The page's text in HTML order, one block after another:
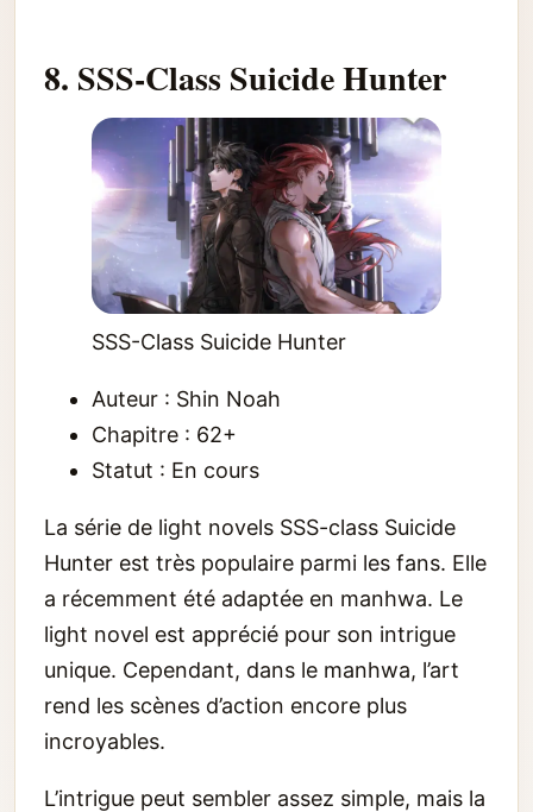
8. SSS-Class Suicide Hunter
SSS-Class Suicide Hunter
Auteur : Shin Noah
Chapitre : 62+
Statut : En cours
La série de light novels SSS-class Suicide
Hunter est très populaire parmi les fans. Elle
a récemment été adaptée en manhwa. Le
light novel est apprécié pour son intrigue
unique. Cependant, dans le manhwa, l’art
rend les scènes d’action encore plus
incroyables.
L’intrigue peut sembler assez simple, mais la